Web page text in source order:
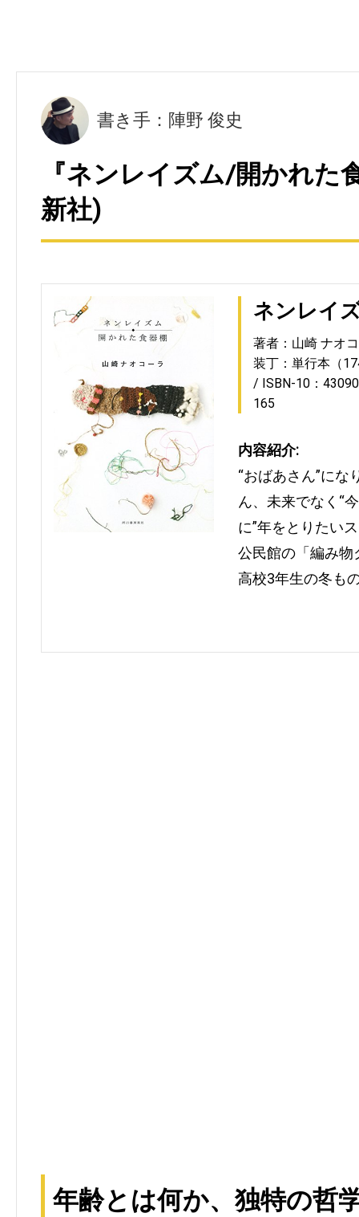
書き手：陣野 俊史
『ネンレイズム/開かれた
新社)
ネンレイ
著者：山崎 ナオ
装丁：単行本（
ISBN-10：
165
内容紹介:
“おばあさん”にな
ん、未来でなく“
に”年をとりたい
公民館の「編み物
高校3年生の冬も
年齢とは何か、独特の哲